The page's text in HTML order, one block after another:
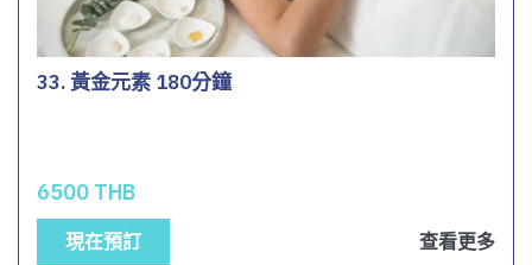
33. 黃金元素 180分鐘
6500 THB
現在預訂 查看更多